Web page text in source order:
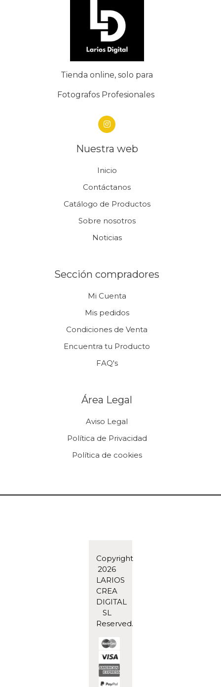
Tienda online, solo para
Fotografos Profesionales
Nuestra web
Inicio
Contáctanos
Catálogo de Productos
Sobre nosotros
Noticias
Sección compradores
Mi Cuenta
Mis pedidos
Condiciones de Venta
Encuentra tu Producto
FAQ's
Área Legal
Aviso Legal
Política de Privacidad
Política de cookies
Copyright
2026
LARIOS
CREA
DIGITAL
SL
Reserved.